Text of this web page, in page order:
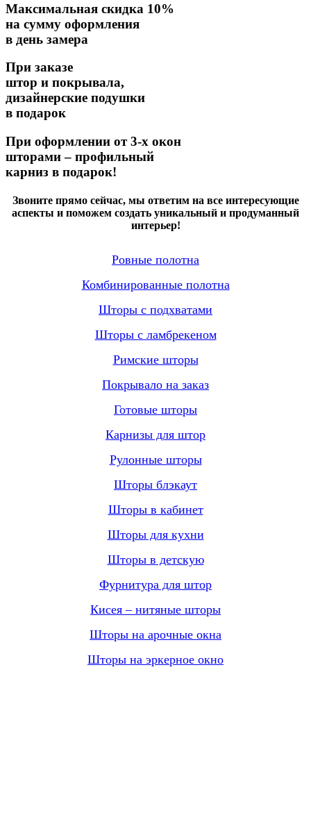
Максимальная скидка 10%
на сумму оформления
в день замера
При заказе
штор и покрывала,
дизайнерские подушки
в подарок
При оформлении от 3-х окон
шторами – профильный
карниз в подарок!
Звоните прямо сейчас, мы ответим на все интересующие
аспекты и поможем создать уникальный и продуманный
интерьер!
Ровные полотна
Комбинированные полотна
Шторы с подхватами
Шторы с ламбрекеном
Римские шторы
Покрывало на заказ
Готовые шторы
Карнизы для штор
Рулонные шторы
Шторы блэкаут
Шторы в кабинет
Шторы для кухни
Шторы в детскую
Фурнитура для штор
Кисея – нитяные шторы
Шторы на арочные окна
Шторы на эркерное окно